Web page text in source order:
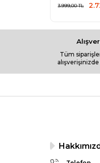
3.999,00TL
Tüm